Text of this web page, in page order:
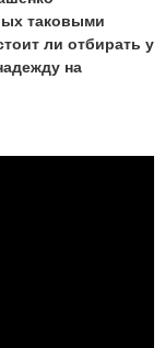
таковыми
ли отбирать у
на